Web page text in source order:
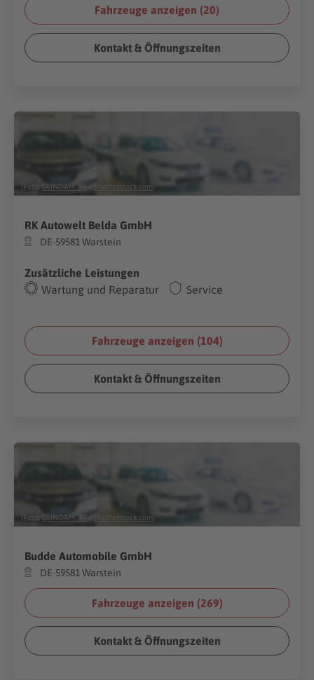
Fahrzeuge anzeigen (20)
Kontakt & Öffnungszeiten
(Foto: GUNDAM_Ai / Shutterstock.com)
RK Autowelt Belda GmbH
DE-59581 Warstein
Zusätzliche Leistungen
Wartung und Reparatur
Service
Fahrzeuge anzeigen (104)
Kontakt & Öffnungszeiten
(Foto: GUNDAM_Ai / Shutterstock.com)
Budde Automobile GmbH
DE-59581 Warstein
Fahrzeuge anzeigen (269)
Kontakt & Öffnungszeiten